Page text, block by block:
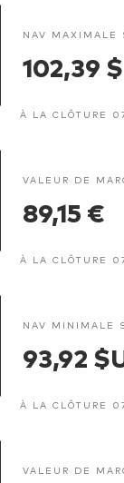
NAV MAXIMALE
102,39
À LA CLÔTURE
VALEUR DE
89,15 €
À LA CLÔTURE
NAV MINIMALE
93,92
À LA CLÔTURE
VALEUR DE